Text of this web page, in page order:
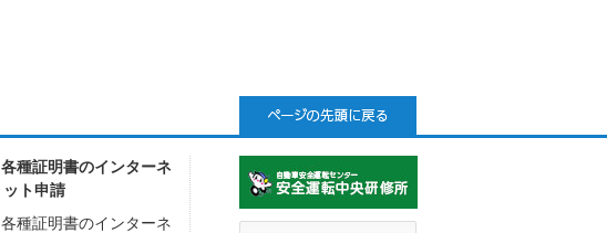
各種証明書のインターネ
ット申請
各種証明書のインターネ